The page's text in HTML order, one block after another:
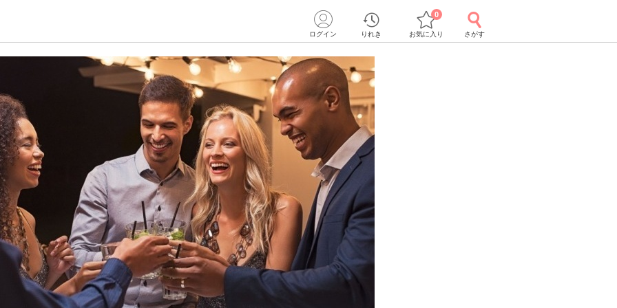
ログイン りれき お気に入り
0
さがす